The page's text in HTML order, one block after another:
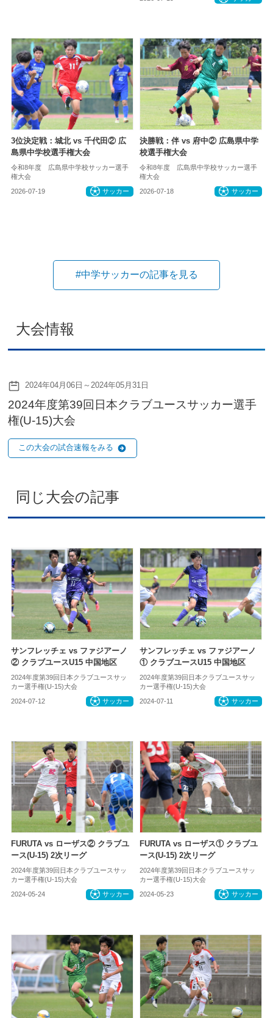
3位決定戦：城北 vs 千代田② 広
島県中学校選手権大会
令和8年度 広島県中学校サッカー選手
権大会
2026-07-19 サッカー
決勝戦：伴 vs 府中② 広島県中学
校選手権大会
令和8年度 広島県中学校サッカー選手
権大会
2026-07-18 サッカー
#中学サッカーの記事を見る
大会情報
2024年04月06日～2024年05月31日
2024年度第39回日本クラブユースサッカー選手
権(U-15)大会
この大会の試合速報をみる
同じ大会の記事
サンフレッチェ vs ファジアーノ
② クラブユースU15 中国地区
2024年度第39回日本クラブユースサッ
カー選手権(U-15)大会
2024-07-12 サッカー
サンフレッチェ vs ファジアーノ
① クラブユースU15 中国地区
2024年度第39回日本クラブユースサッ
カー選手権(U-15)大会
2024-07-11 サッカー
FURUTA vs ローザス② クラブユ
ース(U-15) 2次リーグ
2024年度第39回日本クラブユースサッ
カー選手権(U-15)大会
2024-05-24 サッカー
FURUTA vs ローザス① クラブユ
ース(U-15) 2次リーグ
2024年度第39回日本クラブユースサッ
カー選手権(U-15)大会
2024-05-23 サッカー